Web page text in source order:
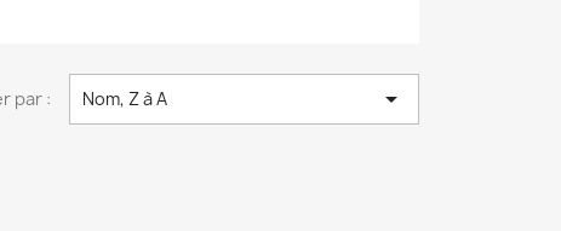
par : Nom, Z à A 